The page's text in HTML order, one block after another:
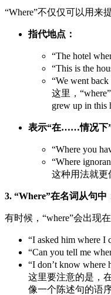
“Where”不仅仅可以用
指代地点：
“The hotel
“This is the
“We went
这里，
grew up in
表示“在……情况下”
“Where you
“Where
这种用法就更
3. “Where”在名词从句中
有时候，“where”会出现
“I asked him where
“Can you tell me
“I don’t know
这里要注意的是，
像一个陈述句的语